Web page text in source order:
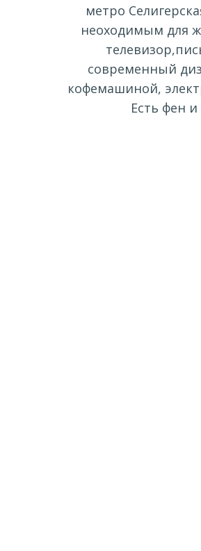
метро
неоходимым для
современный
кофемашиной,
Есть фен